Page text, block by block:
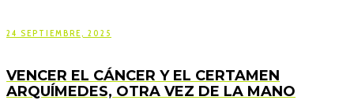
24 SEPTIEMBRE, 2025
VENCER EL CÁNCER Y EL CERTAMEN
ARQUÍMEDES, OTRA VEZ DE LA MANO